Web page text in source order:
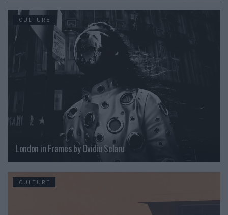
CULTURE
London in Frames by Ovidiu Selaru
CULTURE